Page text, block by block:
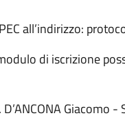
all’indirizzo:
di iscrizione
Giacomo -